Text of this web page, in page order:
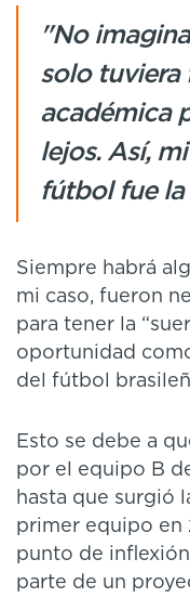
"No
solo tuviera
académica
lejos. Así,
fútbol fue
Siempre habrá
mi caso, fueron
para tener la
oportunidad
del fútbol
Esto se debe a
por el equipo B
hasta que surgió
primer equipo en
punto de
parte de un